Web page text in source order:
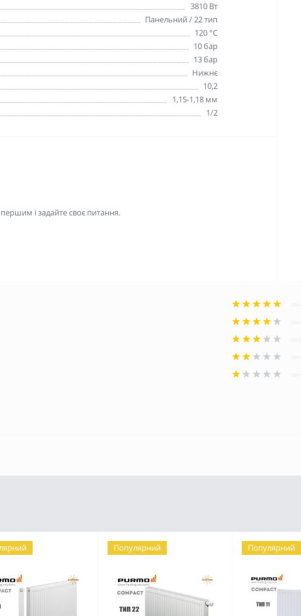
3810 Вт
Панельний / 22 тип
120 °С
10 бар
13 бар
Нижнє
10,2
1,15-1,18 мм
1/2
і задайте своє питання.
Популярний Популярний